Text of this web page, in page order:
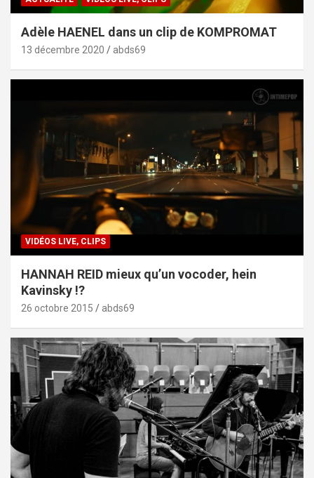
Adèle HAENEL dans un clip de KOMPROMAT
13 décembre 2020 abds69
VIDÉOS LIVE, CLIPS
HANNAH REID mieux qu’un vocoder, hein
Kavinsky !?
26 octobre 2015 abds69